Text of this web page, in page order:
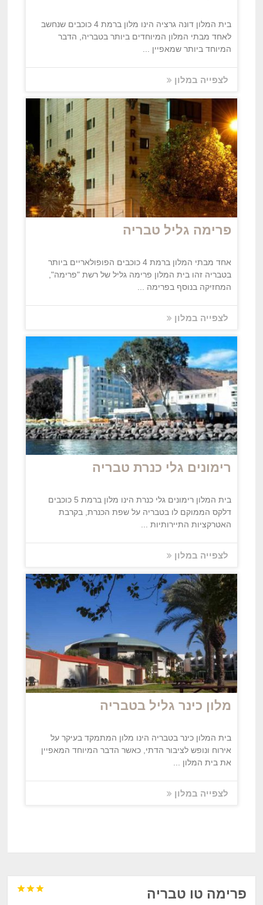
בית המלון דונה גרציה הינו מלון ברמת 4 כוכבים שנחשב
לאחד מבתי המלון המיוחדים ביותר בטבריה, הדבר
המיוחד ביותר שמאפיין ...
לצפייה במלון
פרימה גליל טבריה
אחד מבתי המלון ברמת 4 כוכבים הפופולאריים ביותר
בטבריה זהו בית המלון פרימה גליל של רשת "פרימה",
המחזיקה בנוסף בפרימה ...
לצפייה במלון
רימונים גלי כנרת טבריה
בית המלון רימונים גלי כנרת הינו מלון ברמת 5 כוכבים
דלקס הממוקם לו בטבריה על שפת הכנרת, בקרבת
האטרקציות התיירותיות ...
לצפייה במלון
מלון כינר גליל בטבריה
בית המלון כינר בטבריה הינו מלון המתמקד בעיקר על
אירוח ונופש לציבור הדתי, כאשר הדבר המיוחד המאפיין
את בית המלון ...
לצפייה במלון
פרימה טו טבריה 

